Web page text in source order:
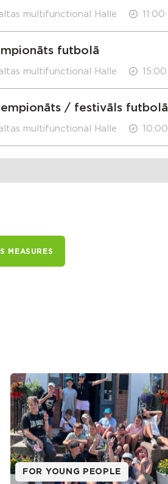
multifunctional Halle 11:00
futbolā
multifunctional Halle 15:00
/ festivāls futbolā
multifunctional Halle 10:00
MEASURES
FOR YOUNG PEOPLE